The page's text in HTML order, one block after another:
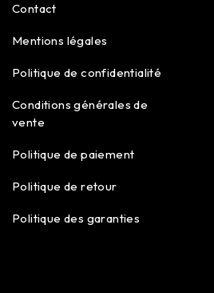
Contact
Mentions légales
Politique de confidentialité
Conditions générales de
vente
Politique de paiement
Politique de retour
Politique des garanties